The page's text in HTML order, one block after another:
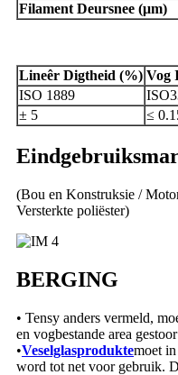
Filament Deursnee (μm)
Lineêr Digtheid (%) Vog
ISO 1889
± 5
≤
(Bou en Konstruksie /
Versterkte poliëster)
BERGING
• Tensy anders vermeld,
en vogbestande area
•Veselglasproduktemoet
word tot net voor gebruik.